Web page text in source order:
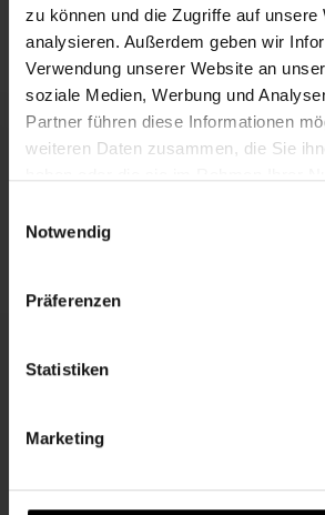
zu können und die Zugriffe auf unsere
analysieren. Außerdem geben wir
Verwendung unserer Website an
soziale Medien, Werbung und
Partner führen diese Informationen
weiteren Daten zusammen, die Sie
Notwendig
Präferenzen
Statistiken
Marketing